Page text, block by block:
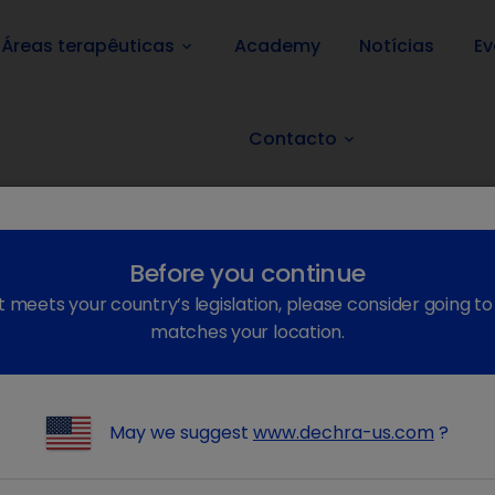
Áreas terapêuticas keyboard_arrow_down Academy Notícias
Contacto keyboard_arrow_down
Farmacêutico Cavalo Só com receita veterinária
Eutanásia em
Before you continue
your country’s legislation, please consider going
matches your location.
May we suggest www.dechra-us.com ?